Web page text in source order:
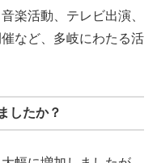
楽活動、テレビ出演、
など、多岐にわたる活
したか？